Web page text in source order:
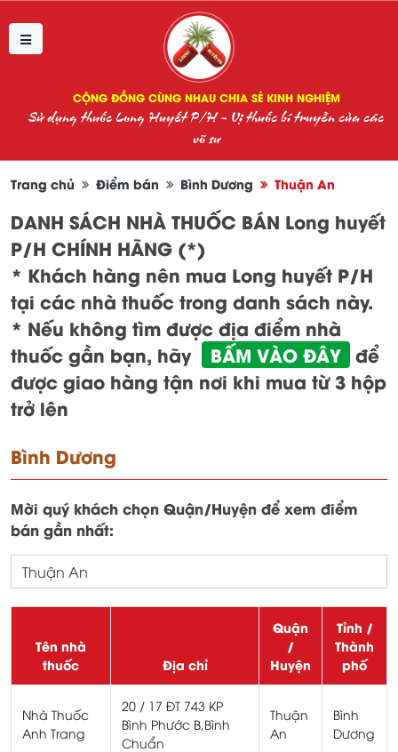
CỘNG ĐỒNG CÙNG NHAU CHIA SẺ KINH NGHIỆM
Sử dụng thuốc Long Huyết P/H - Vị thuốc bí truyền của các
võ sư
Trang chủ Điểm bán Bình Dương Thuận An
DANH SÁCH NHÀ THUỐC BÁN Long huyết
P/H CHÍNH HÃNG (*)
* Khách hàng nên mua Long huyết P/H
tại các nhà thuốc trong danh sách này.
* Nếu không tìm được địa điểm nhà
thuốc gần bạn, hãy
BẤM VÀO ĐÂY để
được giao hàng tận nơi khi mua từ 3 hộp
trở lên
Bình Dương
Mời quý khách chọn Quận/Huyện để xem điểm
bán gần nhất:
Tên nhà
thuốc
Địa chỉ
Quận
/
Huyện
Tỉnh /
Thành
phố
Nhà Thuốc
Anh Trang
20 / 17 ĐT 743 KP
Bình Phước B,Bình
Chuẩn
Thuận
An
Bình
Dương